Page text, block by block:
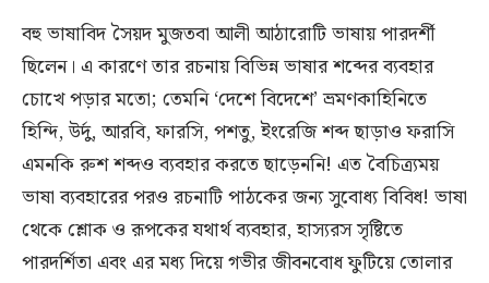
বহু ভাষাবিদ সৈয়দ মুজতবা আলী আঠারোটি ভাষায় পারদর্শী
ছিলেন। এ কারণে তার রচনায় বিভিন্ন ভাষার শব্দের ব্যবহার
চোখে পড়ার মতো; তেমনি ‘দেশে বিদেশে’ ভ্রমণকাহিনিতে
হিন্দি, উর্দু, আরবি, ফারসি, পশতু, ইংরেজি শব্দ ছাড়াও ফরাসি
এমনকি রুশ শব্দও ব্যবহার করতে ছাড়েননি! এত বৈচিত্র্যময়
ভাষা ব্যবহারের পরও রচনাটি পাঠকের জন্য সুবোধ্য বিবিধ! ভাষা
থেকে শ্লোক ও রূপকের যথার্থ ব্যবহার, হাস্যরস সৃষ্টিতে
পারদর্শিতা এবং এর মধ্য দিয়ে গভীর জীবনবোধ ফুটিয়ে তোলার